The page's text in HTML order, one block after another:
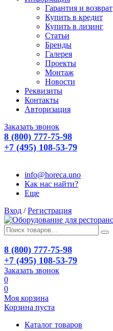
Гарантия и возврат
Купить в кредит
Купить в лизинг
Статьи
Бренды
Галерея
Проекты
Монтаж
Новости
Реквизиты
Контакты
Авторизация
Заказать звонок
8 (800) 777-75-98
+7 (495) 108-53-79
info@horeca.uno
Как нас найти?
Еще
Вход / Регистрация
8 (800) 777-75-98
+7 (495) 108-53-79
Заказать звонок
0
0
Моя корзина
Корзина пуста
Каталог товаров